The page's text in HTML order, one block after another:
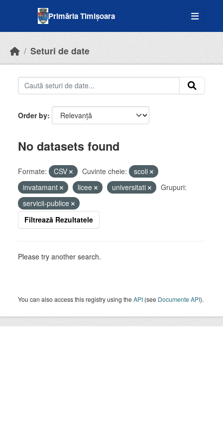
Primăria Timișoara
Seturi de date
Order by
No datasets found
Formate: CSV Cuvinte cheie:
scoli
invatamant
licee universitati
Grupuri:
servicii-publice
Filtrează Rezultatele
Please try another search.
You can also access this registry using theAPI (see Documente API).